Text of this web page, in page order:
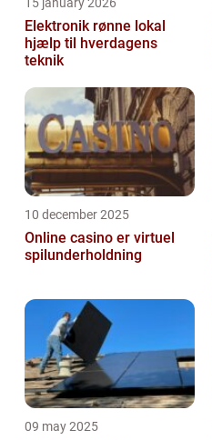
Elektronik rønne lokal
hjælp til hverdagens
teknik
10 december 2025
Online casino er virtuel
spilunderholdning
09 may 2025